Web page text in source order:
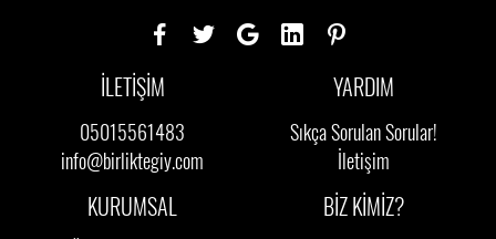
İLETİŞİM
05015561483
info@birliktegiy.com
YARDIM
Sıkça Sorulan Sorular!
İletişim
KURUMSAL BİZ KİMİZ?